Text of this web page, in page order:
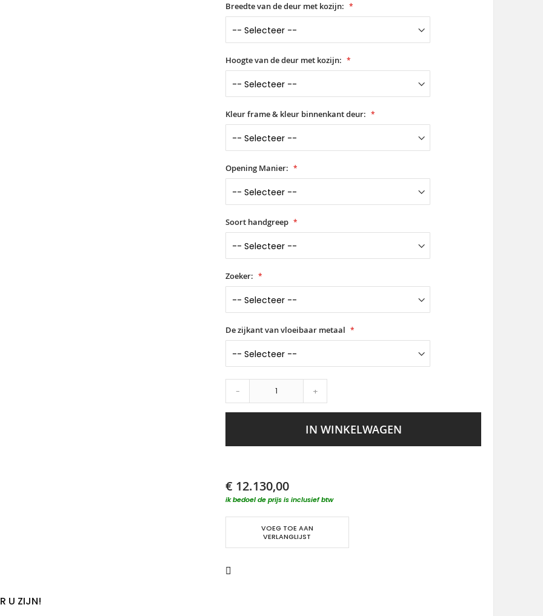
Breedte van de deur met kozijn:
Hoogte van de deur met kozijn:
Kleur frame & kleur binnenkant deur:
Opening Manier:
Soort handgreep
Zoeker:
De zijkant van vloeibaar metaal
- +
IN WINKELWAGEN
€ 12.130,00
ik bedoel de prijs is inclusief btw
VOEG TOE AAN
VERLANGLIJST
U ZIJN!